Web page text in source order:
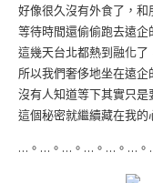
好像很久沒有外食了，和
等待時間還偷偷跑去遠企
這幾天台北都熱到融化了
所以我們奢侈地坐在遠企
沒有人知道等下其實只是
這個秘密就繼續藏在我的
…。…。…。…。…。…